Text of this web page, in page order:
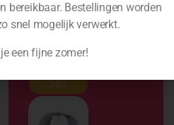
bereikbaar. Bestellingen worden
snel mogelijk verwerkt.
een fijne zomer!